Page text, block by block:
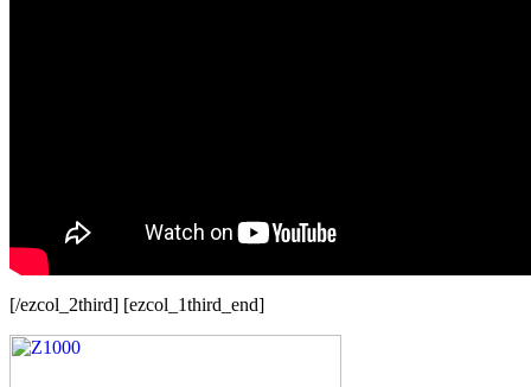
[/ezcol_2third] [ezcol_1third_end]